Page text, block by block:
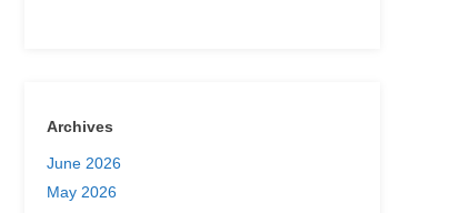
Archives
June 2026
May 2026